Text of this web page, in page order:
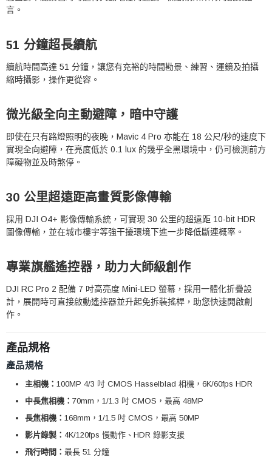
言。
51 分鐘超長續航
續航時間高達 51 分鐘，讓您有充裕的時間勘景、練習、運鏡及拍攝
縮時攝影，操作更從容。
微光級全向主動避障，暗中守護
即使在只有路燈照明的夜晚，Mavic 4 Pro 亦能在 18 公尺/秒的速度下
實現全向避障，在亮度低於 0.1 lux 的幾乎全黑環境中，仍可檢測前方
障礙物並及時煞停。
30 公里超遠距高畫質影像傳輸
採用 DJI O4+ 影像傳輸系統，可實現 30 公里的超遠距 10-bit HDR
圖像傳輸，並在城市樓宇等強干擾環境下進一步降低斷連概率。
專業旗艦遙控器，助力大師級創作
DJI RC Pro 2 配備 7 吋高亮度 Mini-LED 螢幕，採用一體化折疊設
計，展開時可直接啟動遙控器並升起免拆裝搖桿，助您快速開啟創
作。
產品規格
產品規格
主相機： 100MP 4/3 吋 CMOS Hasselblad 相機，6K/60fps HDR
中長焦相機：70mm，1/1.3 吋 CMOS，最高 48MP
長焦相機： 168mm，1/1.5 吋 CMOS，最高 50MP
影片錄製：4K/120fps 慢動作、HDR 錄影支援
飛行時間：最長 51 分鐘